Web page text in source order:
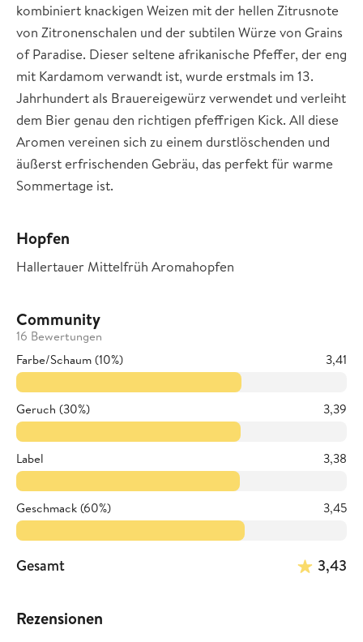
kombiniert knackigen Weizen mit der hellen Zitrusnote
von Zitronenschalen und der subtilen Würze von Grains
of Paradise. Dieser seltene afrikanische Pfeffer, der eng
mit Kardamom verwandt ist, wurde erstmals im 13.
Jahrhundert als Brauereigewürz verwendet und verleiht
dem Bier genau den richtigen pfeffrigen Kick. All diese
Aromen vereinen sich zu einem durstlöschenden und
äußerst erfrischenden Gebräu, das perfekt für warme
Sommertage ist.
Hopfen
Hallertauer Mittelfrüh Aromahopfen
Community
16 Bewertungen
Farbe/Schaum (10%)
3,41
Geruch (30%) 3,39
Label 3,38
Geschmack (60%) 3,45
Gesamt 3,43
Rezensionen